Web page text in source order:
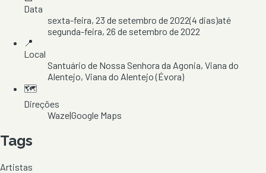
Data
sexta-feira, 23 de setembro de 2022(4 dias)até
segunda-feira, 26 de setembro de 2022
📍
Local
Santuário de Nossa Senhora da Agonia, Viana do
Alentejo, Viana do Alentejo(Évora)
🗺️
Direções
Waze|Google Maps
Tags
Artistas